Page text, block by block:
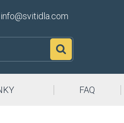
info@svitidla.com
FAQ